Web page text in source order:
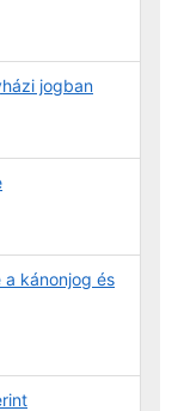
jogban
kánonjog és